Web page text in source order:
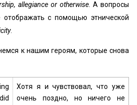
allegiance or otherwise . А вопросы
отображать с помощью этнической
.
к нашим героям, которые снова
Хотя я и чувствовал, что уже
очень поздно, но ничего не